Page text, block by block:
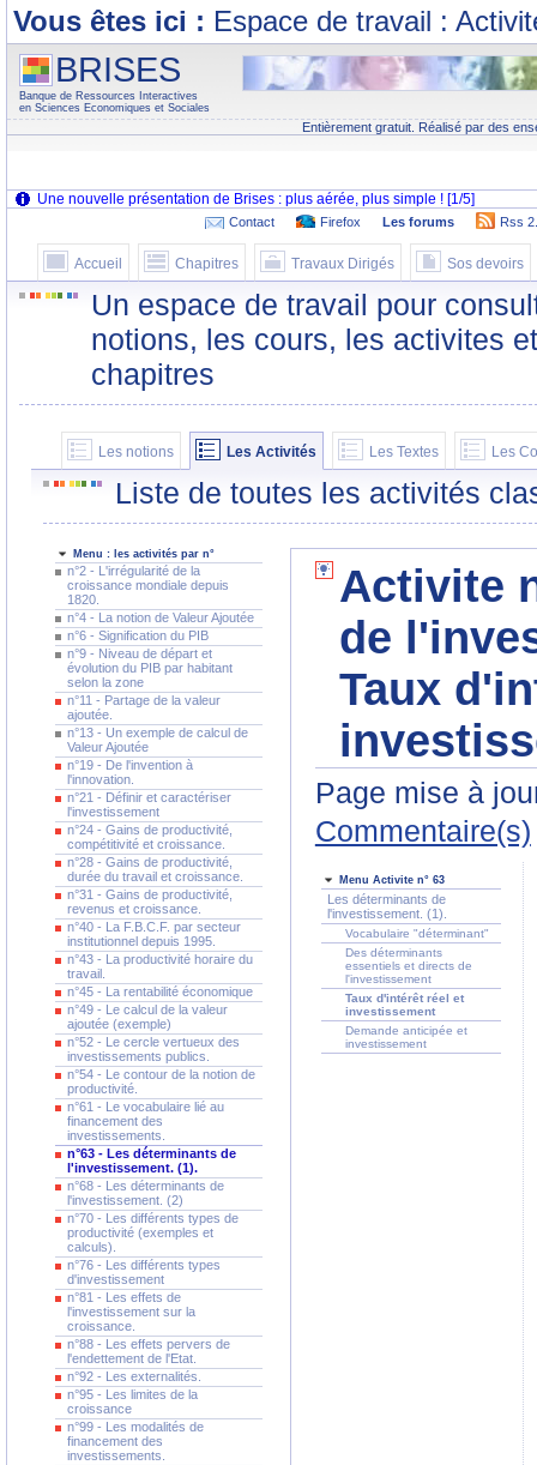
Vous êtes ici : Espace de travail :
BRISES
Banque de Ressources Interactives
en Sciences Economiques et Sociales
Entièrement gratuit. Réalisé par des
Contact Firefox Les forums Rss
Accueil Chapitres Travaux Dirigés Sos devoirs
Un espace de travail pour
notions, les cours, les activites
chapitres
Les notions Les Activités Les Textes Les
Liste de toutes les activités
Menu : les activités par n°
n°2 - L'irrégularité de la
croissance mondiale depuis
1820.
n°4 - La notion de Valeur Ajoutée
n°6 - Signification du PIB
n°9 - Niveau de départ et
évolution du PIB par habitant
selon la zone
n°11 - Partage de la valeur
ajoutée.
n°13 - Un exemple de calcul de
Valeur Ajoutée
n°19 - De l'invention à
l'innovation.
n°21 - Définir et caractériser
l'investissement
n°24 - Gains de productivité,
compétitivité et croissance.
n°28 - Gains de productivité,
durée du travail et croissance.
n°31 - Gains de productivité,
revenus et croissance.
n°40 - La F.B.C.F. par secteur
institutionnel depuis 1995.
n°43 - La productivité horaire du
travail.
n°45 - La rentabilité économique
n°49 - Le calcul de la valeur
ajoutée (exemple)
n°52 - Le cercle vertueux des
investissements publics.
n°54 - Le contour de la notion de
productivité.
n°61 - Le vocabulaire lié au
financement des
investissements.
n°63 - Les déterminants de
l'investissement. (1).
n°68 - Les déterminants de
l'investissement. (2)
n°70 - Les différents types de
productivité (exemples et
calculs).
n°76 - Les différents types
d'investissement
n°81 - Les effets de
l'investissement sur la
croissance.
n°88 - Les effets pervers de
l'endettement de l'Etat.
n°92 - Les externalités.
n°95 - Les limites de la
croissance
n°99 - Les modalités de
financement des
investissements.
Activite
de
Taux
Page mise à
Commentaire(s)
Menu Activite n° 63
Les déterminants de
l'investissement. (1).
Vocabulaire "déterminant"
Des déterminants
essentiels et directs de
l'investissement
Taux d'intérêt réel et
investissement
Demande anticipée et
investissement